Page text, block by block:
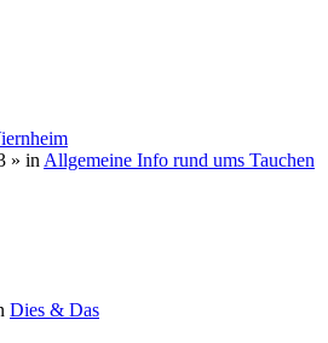
» in Allgemeine Info rund ums Tauchen
Dies & Das